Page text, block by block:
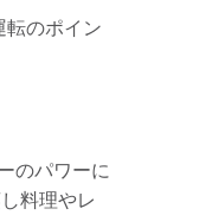
転のポイン
のパワーに
料理やレ